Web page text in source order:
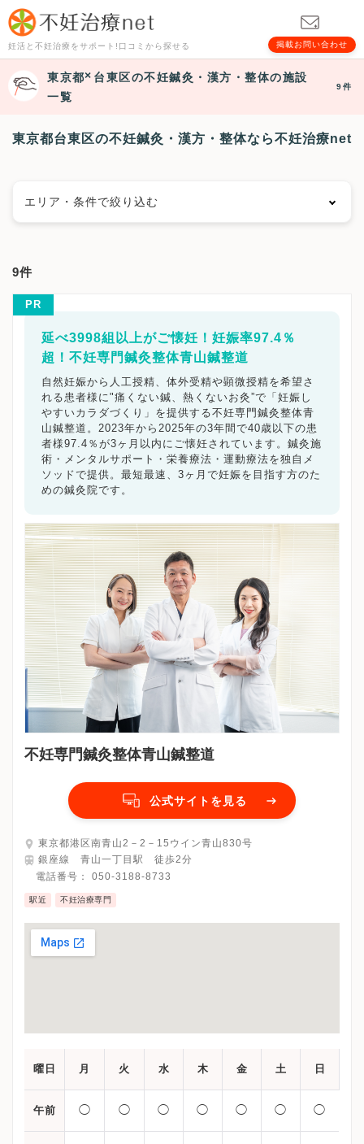
妊活と不妊治療をサポート!口コミから探せる 掲載お問い合わせ
東京都 台東区の不妊鍼灸・漢方・整体の施設
一覧
9件
東京都台東区の不妊鍼灸・漢方・整体なら不妊治療net
エリア・条件で絞り込む
墨田区
板橋区
練馬区 足立区 葛飾区 江戸川区
八王子市
立川市
武蔵野市 三鷹市 青梅市 府中市
調布市
町田市 小金井市 小平市 日野市
東村山市
国分寺市
国立市 福生市 狛江市 東大和市
清瀬市
東久留米市
武蔵村山市 多摩市 稲城市
羽村市
あきる野市
西東京市 東京都その他地域
キーワードで絞る
9件
PR
延べ3998組以上がご懐妊！妊娠率97.4％
超！不妊専門鍼灸整体青山鍼整道
自然妊娠から人工授精、体外受精や顕微授精を希望さ
れる患者様に"痛くない鍼、熱くないお灸”で「妊娠し
やすいカラダづくり」を提供する不妊専門鍼灸整体青
山鍼整道。2023年から2025年の3年間で40歳以下の患
者様97.4％が3ヶ月以内にご懐妊されています。鍼灸施
術・メンタルサポート・栄養療法・運動療法を独自メ
ソッドで提供。最短最速、3ヶ月で妊娠を目指す方のた
めの鍼灸院です。
不妊専門鍼灸整体青山鍼整道
公式サイトを見る
東京都港区南青山2－2－15ウイン青山830号
銀座線 青山一丁目駅 徒歩2分
電話番号： 050-3188-8733
駅近 不妊治療専門
曜日 月 火 水 木 金 土 日
午前 ◯ ◯ ◯ ◯ ◯ ◯ ◯